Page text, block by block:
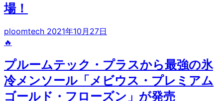
場！
ploomtech 2021年10月27日
🔥
プルームテック・プラスから最強の氷
冷メンソール「メビウス・プレミアム
ゴールド・フローズン」が発売